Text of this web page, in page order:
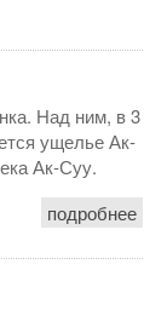
Над ним, в 3
ущелье Ак-
Ак-Суу.
подробнее